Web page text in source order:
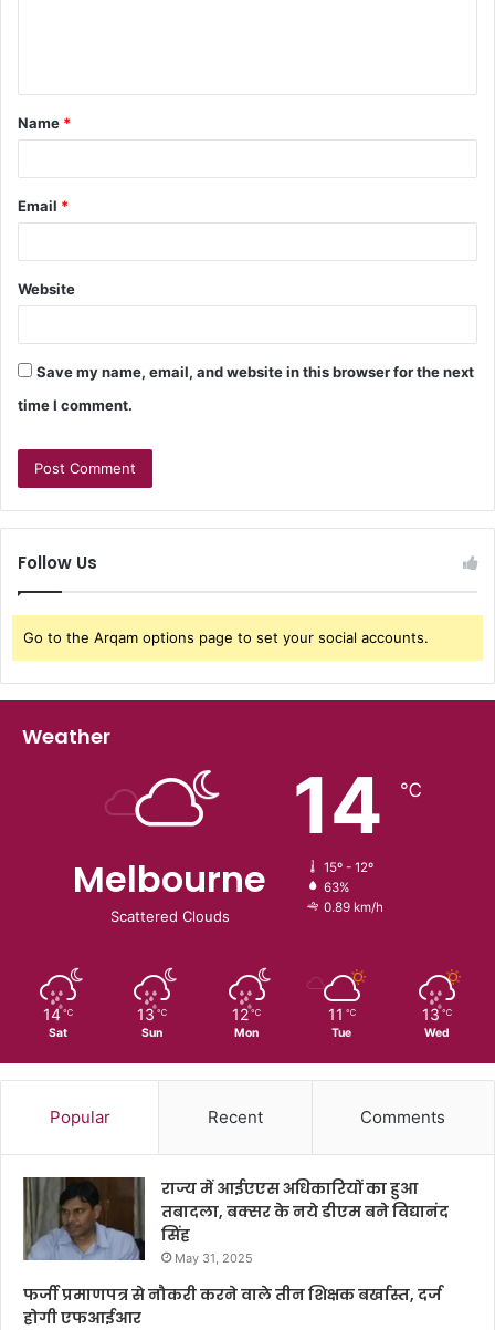
Name *
Email *
Website
Save my name, email, and website in this browser for the next
time I comment.
Follow Us
Go to the Arqam options page to set your social accounts.
Weather
Melbourne
Scattered Clouds
14 ℃
15º - 12º
63%
0.89 km/h
14 ℃
Sat
13 ℃
Sun
12 ℃
Mon
11 ℃
Tue
13 ℃
Wed
Popular Recent Comments
राज्य में आईएएस अधिकारियों का हुआ
तबादला, बक्सर के नये डीएम बने विद्यानंद
सिंह
May 31, 2025
फर्जी प्रमाणपत्र से नौकरी करने वाले तीन शिक्षक बर्खास्त, दर्ज
होगी एफआईआर